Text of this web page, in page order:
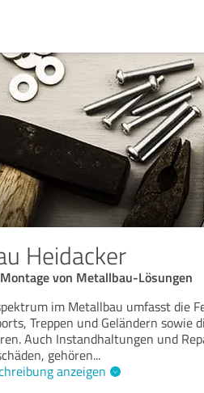
Heidacker
von Metallbau-Lösungen
im Metallbau umfasst die
Treppen und Geländern sowie
Auch Instandhaltungen und
gehören...
anzeigen